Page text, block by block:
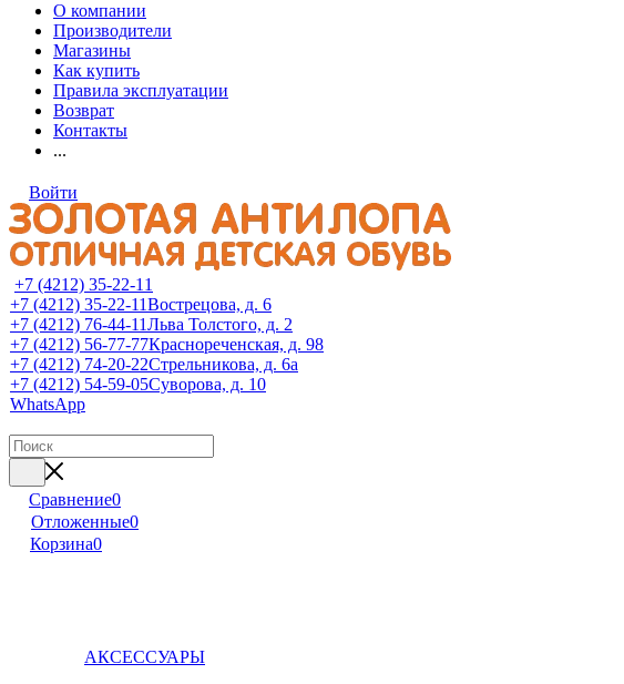
О компании
Производители
Магазины
Как купить
Правила эксплуатации
Возврат
Контакты
...
Войти
+7 (4212) 35-22-11
+7 (4212) 35-22-11Вострецова, д. 6
+7 (4212) 76-44-11Льва Толстого, д. 2
+7 (4212) 56-77-77Краснореченская, д. 98
+7 (4212) 74-20-22Стрельникова, д. 6а
+7 (4212) 54-59-05Суворова, д. 10
WhatsApp
Сравнение0
Отложенные0
Корзина0
АКСЕССУАРЫ